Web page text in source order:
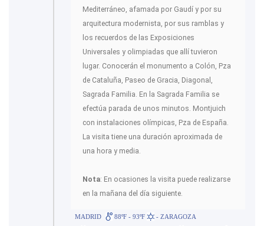
Mediterráneo, afamada por Gaudí y por su
arquitectura modernista, por sus ramblas y
los recuerdos de las Exposiciones
Universales y olimpiadas que allí tuvieron
lugar. Conocerán el monumento a Colón, Pza
de Cataluña, Paseo de Gracia, Diagonal,
Sagrada Familia. En la Sagrada Familia se
efectúa parada de unos minutos. Montjuich
con instalaciones olímpicas, Pza de España.
La visita tiene una duración aproximada de
una hora y media.
Nota: En ocasiones la visita puede realizarse
en la mañana del día siguiente.
MADRID 88ºF - 93ºF
- ZARAGOZA